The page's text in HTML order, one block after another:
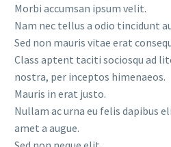
Morbi accumsan ipsum velit.
Nam nec tellus a odio tincidunt
Sed non mauris vitae erat
Class aptent taciti sociosqu ad
nostra, per inceptos himenaeos.
Mauris in erat justo.
Nullam ac urna eu felis dapibus
amet a augue.